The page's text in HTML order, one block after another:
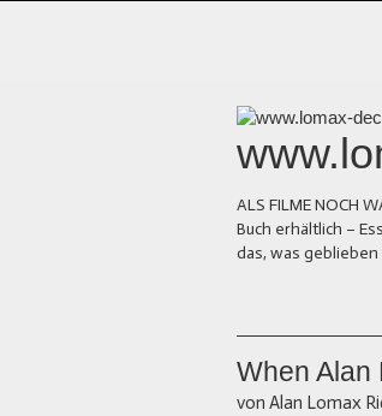
ALS FILME NOCH
Buch erhältlich –
das, was
When Alan
von Alan Lomax